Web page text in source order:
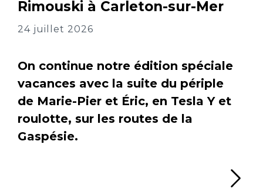
Rimouski à Carleton-sur-Mer
24 juillet 2026
On continue notre édition spéciale
vacances avec la suite du périple
de Marie-Pier et Éric, en Tesla Y et
roulotte, sur les routes de la
Gaspésie.